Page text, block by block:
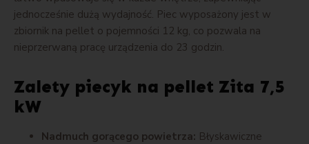
jednocześnie dużą wydajność. Piec wyposażony jest w
zbiornik na pellet o pojemności 12 kg, co pozwala na
nieprzerwaną pracę urządzenia do 23 godzin.
Zalety piecyk na pellet Zita 7,5
kW
Nadmuch gorącego powietrza: Błyskawiczne